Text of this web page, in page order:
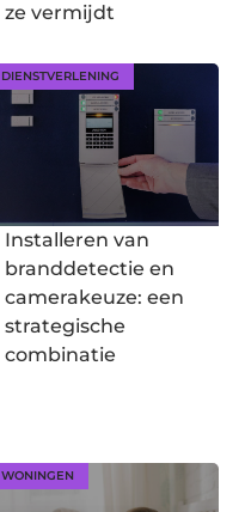
ze vermijdt
DIENSTVERLENING
Installeren van
branddetectie en
camerakeuze: een
strategische
combinatie
WONINGEN